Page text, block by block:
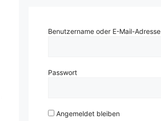
Benutzername oder E-Mail-Adresse
Passwort
Angemeldet bleiben